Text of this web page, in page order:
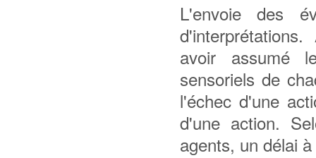
L'envoie des
avoir assumé
sensoriels de
l'échec d'une
d'une action.
agents, un délai